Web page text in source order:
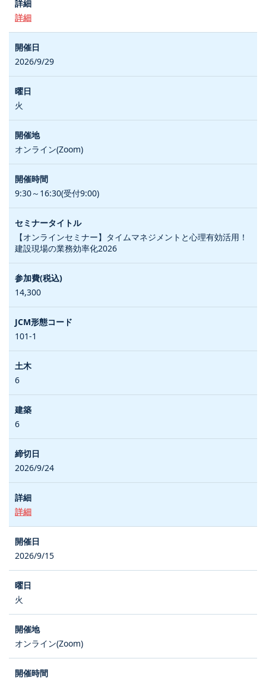
詳細
2026/9/29
火
オンライン(Zoom)
9:30～16:30(受付9:00)
【オンラインセミナー】タイムマネジメントと心理有効活用！
建設現場の業務効率化2026
14,300
101-1
6
6
2026/9/24
詳細
2026/9/15
火
オンライン(Zoom)